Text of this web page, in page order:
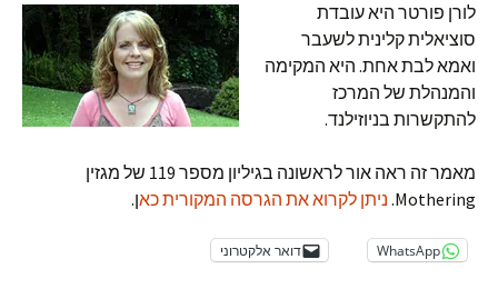
לורן פורטר היא עובדת
סוציאלית קלינית לשעבר
ואמא לבת אחת. היא המקימה
והמנהלת של המרכז
להתקשרות בניוזילנד.
מאמר זה ראה אור לראשונה בגיליון מספר 119 של מגזין
Mothering. ניתן לקרוא את הגרסה המקורית כאן.
WhatsApp דואר אלקטרוני